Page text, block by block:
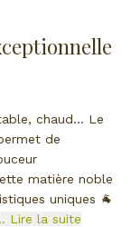
chaud… Le
de
matière noble
uniques 🐐
Lire la suite